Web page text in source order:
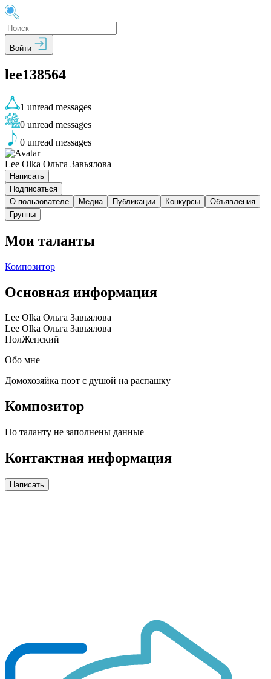
Войти
lee138564
1 unread messages
0 unread messages
0 unread messages
Lee Olka Ольга Завьялова
Написать
Подписаться
О пользователе
Медиа Публикации Конкурсы
Объявления
Группы
Мои таланты
Композитор
Основная информация
Lee Olka Ольга Завьялова
Lee Olka Ольга Завьялова
ПолЖенский
Обо мне
Домохозяйка поэт с душой на распашку
Композитор
По таланту не заполнены данные
Контактная информация
Написать